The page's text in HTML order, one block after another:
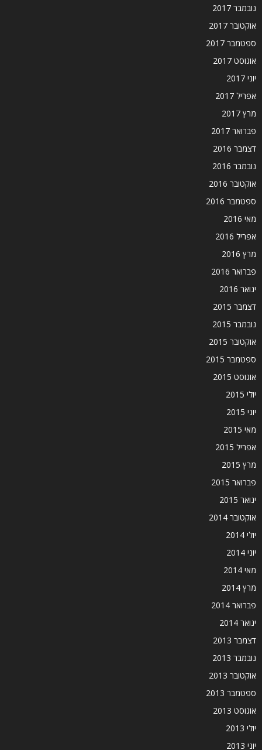
נובמבר 2017
אוקטובר 2017
ספטמבר 2017
אוגוסט 2017
יוני 2017
אפריל 2017
מרץ 2017
פברואר 2017
דצמבר 2016
נובמבר 2016
אוקטובר 2016
ספטמבר 2016
מאי 2016
אפריל 2016
מרץ 2016
פברואר 2016
ינואר 2016
דצמבר 2015
נובמבר 2015
אוקטובר 2015
ספטמבר 2015
אוגוסט 2015
יולי 2015
יוני 2015
מאי 2015
אפריל 2015
מרץ 2015
פברואר 2015
ינואר 2015
אוקטובר 2014
יולי 2014
יוני 2014
מאי 2014
מרץ 2014
פברואר 2014
ינואר 2014
דצמבר 2013
נובמבר 2013
אוקטובר 2013
ספטמבר 2013
אוגוסט 2013
יולי 2013
יוני 2013